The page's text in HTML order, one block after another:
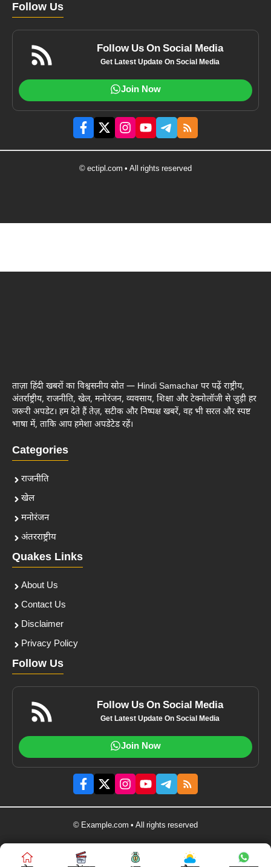
Follow Us
Follow Us On Social Media
Get Latest Update On Social Media
Join Now
© ectipl.com • All rights reserved
ताज़ा हिंदी खबरों का विश्वसनीय स्रोत — Hindi Samachar पर पढ़ें राष्ट्रीय,
अंतर्राष्ट्रीय, राजनीति, खेल, मनोरंजन, व्यवसाय, शिक्षा और टेक्नोलॉजी से जुड़ी हर
जरूरी अपडेट। हम देते हैं तेज़, सटीक और निष्पक्ष खबरें, वह भी सरल और स्पष्ट
भाषा में, ताकि आप हमेशा अपडेटेड रहें।
Categories
राजनीति
खेल
मनोरंजन
अंतरराष्ट्रीय
Quakes Links
About Us
Contact Us
Disclaimer
Privacy Policy
Follow Us
Follow Us On Social Media
Get Latest Update On Social Media
Join Now
© Example.com • All rights reserved